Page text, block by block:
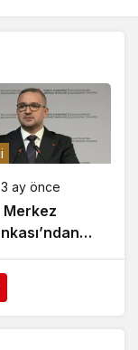
3 ay önce
Rizespor,